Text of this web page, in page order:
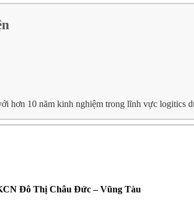
hơn 10 năm kinh nghiệm trong lĩnh vực logitics
Đô Thị Châu Đức – Vũng Tàu